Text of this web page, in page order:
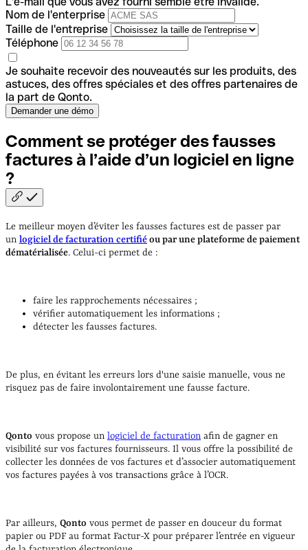
Nom de l'enterprise
Taille de l'entreprise
Téléphone
Je souhaite recevoir des nouveautés sur les produits, des
astuces, des offres spéciales et des offres partenaires de
la part de Qonto.
Comment se protéger des fausses
factures à l’aide d’un logiciel en ligne
?
Le meilleur moyen d’éviter les fausses factures est de passer par
un logiciel de facturation certifiéou par une plateforme de paiement
dématérialisée. Celui-ci permet de :
faire les rapprochements nécessaires ;
vérifier automatiquement les informations ;
détecter les fausses factures.
De plus, en évitant les erreurs lors d'une saisie manuelle, vous ne
risquez pas de faire involontairement une fausse facture.
Qonto vous propose un logiciel de facturation afin de gagner en
visibilité sur vos factures fournisseurs. Il vous offre la possibilité de
collecter les données de vos factures et d’associer automatiquement
vos factures payées à vos transactions grâce à l’OCR.
Par ailleurs, Qonto vous permet de passer en douceur du format
papier ou PDF au format Factur-X pour préparer l’entrée en vigueur